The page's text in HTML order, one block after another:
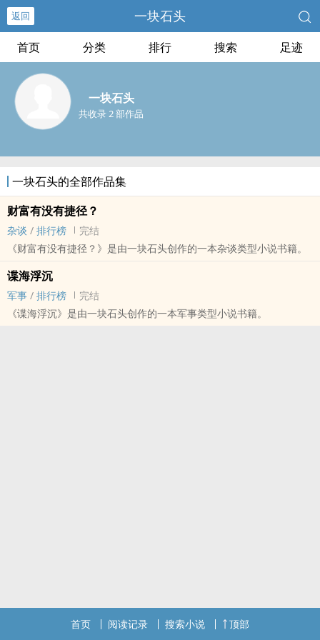
返回 一块石头
首页 分类 排行 搜索 足迹
一块石头
共收录 2 部作品
一块石头的全部作品集
财富有没有捷径？
杂谈 / 排行榜
完结
《财富有没有捷径？》是由一块石头创作的一本杂谈类型小说书籍。
谍海浮沉
军事 / 排行榜
完结
《谍海浮沉》是由一块石头创作的一本军事类型小说书籍。
首页 阅读记录 搜索小说 顶部